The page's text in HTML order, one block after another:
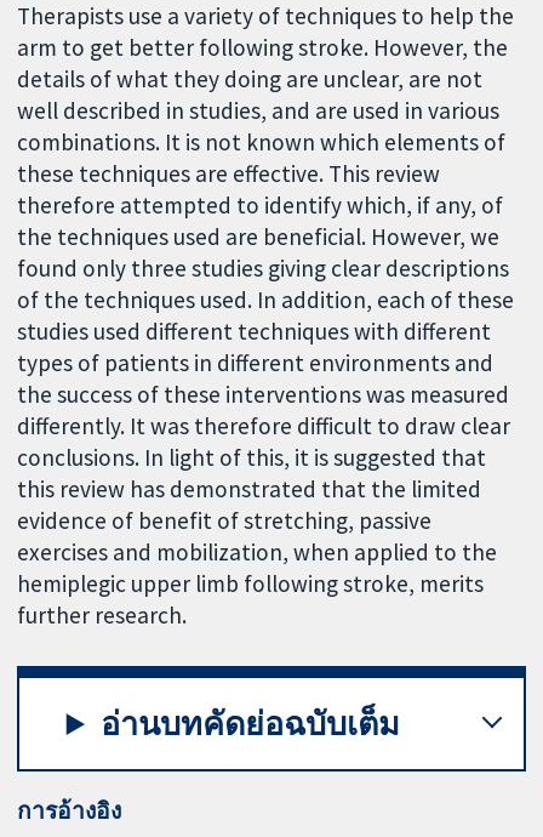
Therapists use a variety of techniques to help the
arm to get better following stroke. However, the
details of what they doing are unclear, are not
well described in studies, and are used in various
combinations. It is not known which elements of
these techniques are effective. This review
therefore attempted to identify which, if any, of
the techniques used are beneficial. However, we
found only three studies giving clear descriptions
of the techniques used. In addition, each of these
studies used different techniques with different
types of patients in different environments and
the success of these interventions was measured
differently. It was therefore difficult to draw clear
conclusions. In light of this, it is suggested that
this review has demonstrated that the limited
evidence of benefit of stretching, passive
exercises and mobilization, when applied to the
hemiplegic upper limb following stroke, merits
further research.
อ่านบทคัดย่อฉบับเต็ม
การอ้างอิง